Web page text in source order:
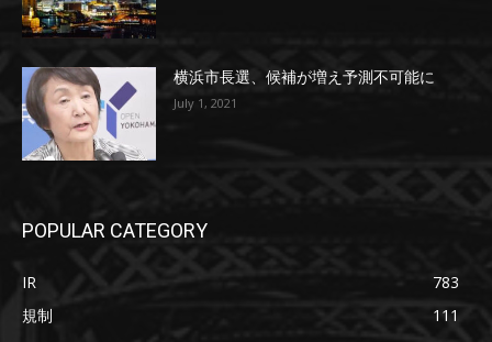
横浜市長選、候補が増え予測不可能に
July 1, 2021
POPULAR CATEGORY
IR
783
規制
111